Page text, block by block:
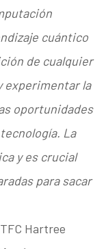
cuántico
de cualquier
experimentar la
oportunidades
La
y es crucial
para sacar
Hartree